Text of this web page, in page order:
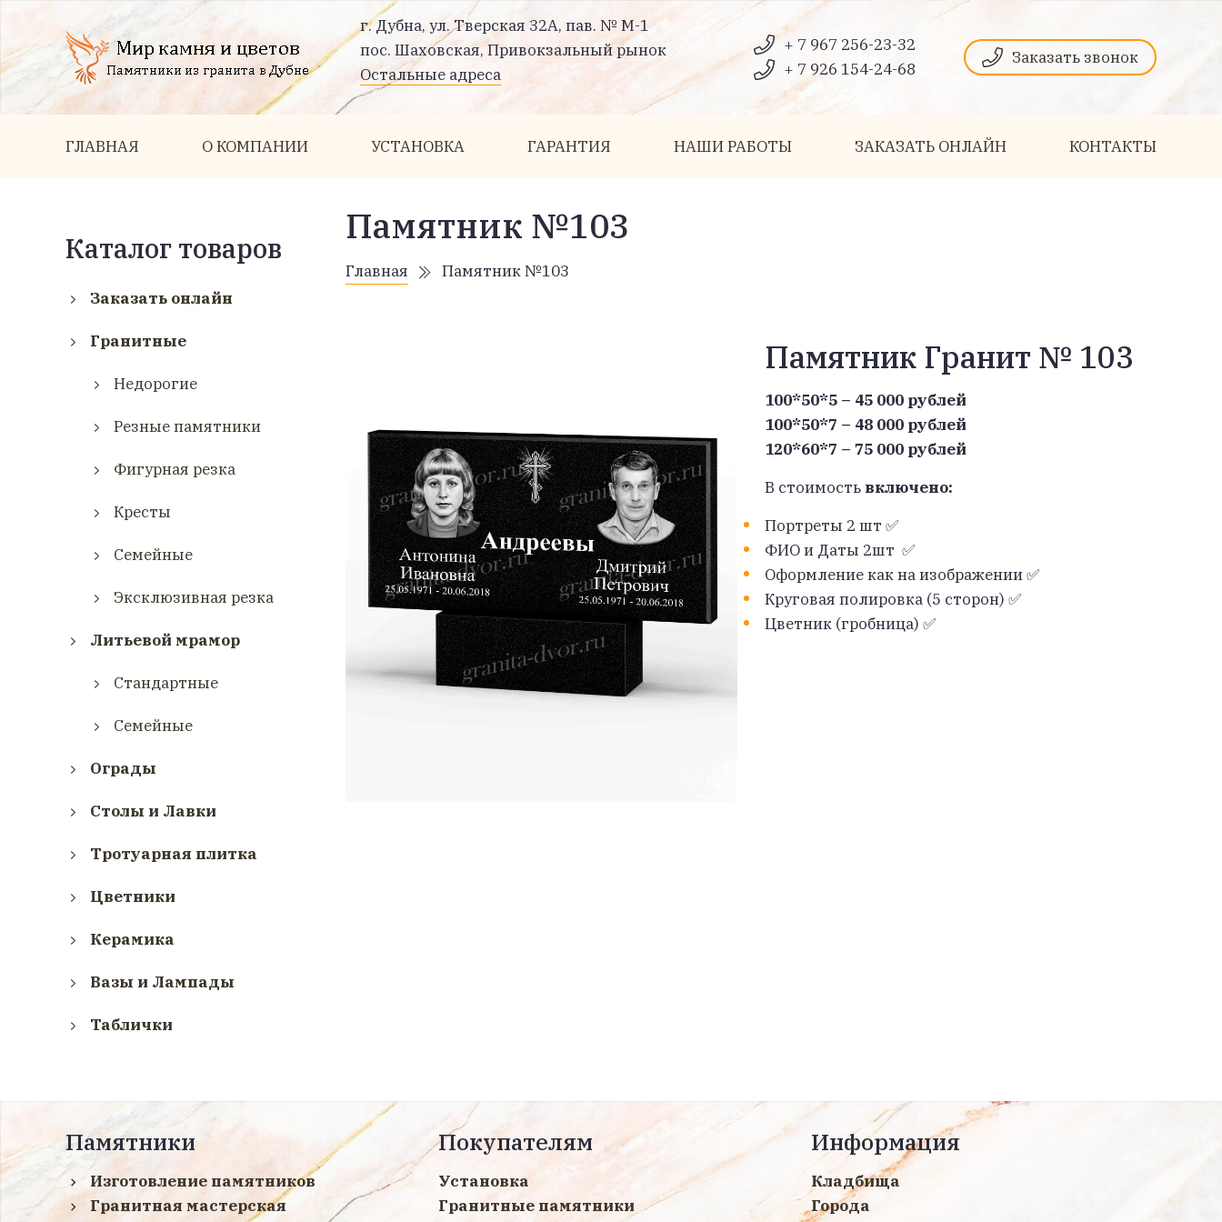
г. Дубна, ул. Тверская 32А, пав. № М-1
пос. Шаховская, Привокзальный рынок
Остальные адреса
+ 7 967 256-23-32
+ 7 926 154-24-68
Заказать звонок
ГЛАВНАЯ О КОМПАНИИ УСТАНОВКА ГАРАНТИЯ НАШИ РАБОТЫ ЗАКАЗАТЬ ОНЛАЙН КОНТАКТЫ
Каталог товаров
Заказать онлайн
Гранитные
Недорогие
Резные памятники
Фигурная резка
Кресты
Семейные
Эксклюзивная резка
Литьевой мрамор
Стандартные
Семейные
Ограды
Столы и Лавки
Тротуарная плитка
Цветники
Керамика
Вазы и Лампады
Таблички
Памятник №103
Главная Памятник №103
Памятник Гранит № 103
100*50*5 – 45 000 рублей
100*50*7 – 48 000 рублей
120*60*7 – 75 000 рублей
В стоимость включено:
Портреты 2 шт ✅
ФИО и Даты 2шт ✅
Оформление как на изображении ✅
Круговая полировка (5 сторон) ✅
Цветник (гробница) ✅
Памятники
Изготовление памятников
Гранитная мастерская
Покупателям
Установка
Гранитные памятники
Информация
Кладбища
Города